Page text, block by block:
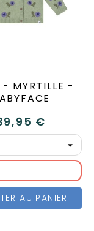
- MYRTILLE -
€
AU PANIER